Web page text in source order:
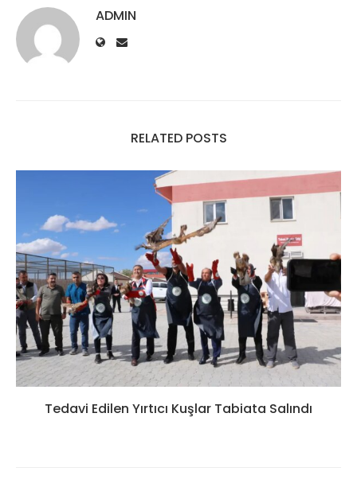
ADMIN
RELATED POSTS
Tedavi Edilen Yırtıcı Kuşlar Tabiata Salındı